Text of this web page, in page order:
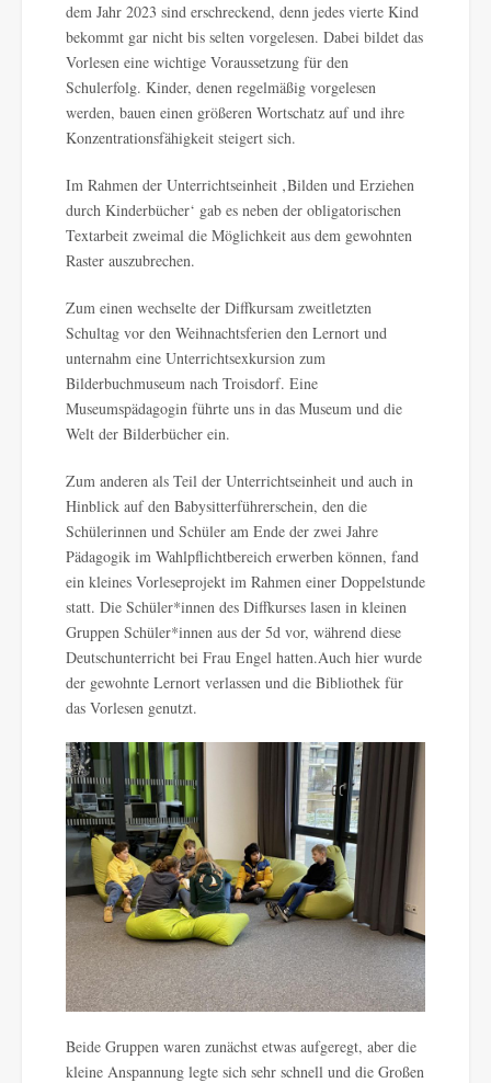
dem Jahr 2023 sind erschreckend, denn jedes vierte Kind
bekommt gar nicht bis selten vorgelesen. Dabei bildet das
Vorlesen eine wichtige Voraussetzung für den
Schulerfolg. Kinder, denen regelmäßig vorgelesen
werden, bauen einen größeren Wortschatz auf und ihre
Konzentrationsfähigkeit steigert sich.
Im Rahmen der Unterrichtseinheit ‚Bilden und Erziehen
durch Kinderbücher‘ gab es neben der obligatorischen
Textarbeit zweimal die Möglichkeit aus dem gewohnten
Raster auszubrechen.
Zum einen wechselte der Diffkursam zweitletzten
Schultag vor den Weihnachtsferien den Lernort und
unternahm eine Unterrichtsexkursion zum
Bilderbuchmuseum nach Troisdorf. Eine
Museumspädagogin führte uns in das Museum und die
Welt der Bilderbücher ein.
Zum anderen als Teil der Unterrichtseinheit und auch in
Hinblick auf den Babysitterführerschein, den die
Schülerinnen und Schüler am Ende der zwei Jahre
Pädagogik im Wahlpflichtbereich erwerben können, fand
ein kleines Vorleseprojekt im Rahmen einer Doppelstunde
statt. Die Schüler*innen des Diffkurses lasen in kleinen
Gruppen Schüler*innen aus der 5d vor, während diese
Deutschunterricht bei Frau Engel hatten.Auch hier wurde
der gewohnte Lernort verlassen und die Bibliothek für
das Vorlesen genutzt.
Beide Gruppen waren zunächst etwas aufgeregt, aber die
kleine Anspannung legte sich sehr schnell und die Großen